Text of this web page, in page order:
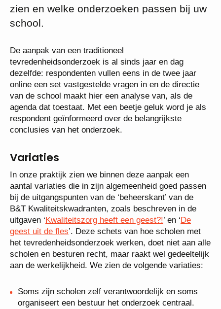
zien en welke onderzoeken passen bij uw
school.
De aanpak van een traditioneel
tevredenheidsonderzoek is al sinds jaar en dag
dezelfde: respondenten vullen eens in de twee jaar
online een set vastgestelde vragen in en de directie
van de school maakt hier een analyse van, als de
agenda dat toestaat. Met een beetje geluk word je als
respondent geïnformeerd over de belangrijkste
conclusies van het onderzoek.
Variaties
In onze praktijk zien we binnen deze aanpak een
aantal variaties die in zijn algemeenheid goed passen
bij de uitgangspunten van de ‘beheerskant’ van de
B&T Kwaliteitskwadranten, zoals beschreven in de
uitgaven ‘ Kwaliteitszorg heeft een geest?!’ en ‘ De
geest uit de fles’. Deze schets van hoe scholen met
het tevredenheidsonderzoek werken, doet niet aan alle
scholen en besturen recht, maar raakt wel gedeeltelijk
aan de werkelijkheid. We zien de volgende variaties:
Soms zijn scholen zelf verantwoordelijk en soms
organiseert een bestuur het onderzoek centraal.